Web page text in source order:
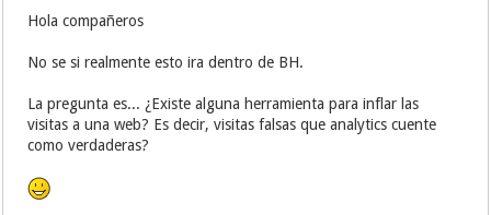
Hola compañeros
No se si realmente esto ira dentro de BH.
La pregunta es... ¿Existe alguna herramienta para inflar las
visitas a una web? Es decir, visitas falsas que analytics cuente
como verdaderas?